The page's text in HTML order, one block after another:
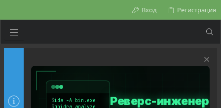
Вход Регистрация